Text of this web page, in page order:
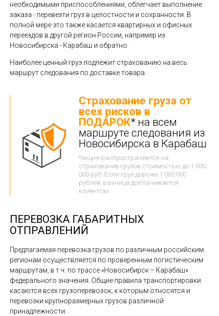
необходимыми приспособлениями, облегчает выполнение
заказа - перевезти груз в целостности и сохранности. В
полной мере это также касается квартирных и офисных
переездов в другой регион России, например из
Новосибирска - Карабаш и обратно.
Наиболее ценный груз подлежит страхованию на весь
маршрут следования по доставке товара.
Страхование груза от
всех рисков в
ПОДАРОК* на всем
маршруте следования из
Новосибирска в Карабаш
*акция распространяется на
страхование грузов стоимостью до 1 000
000 руб. Если груз дороже 1 000 000
рублей, разница доплачивается
клиентом.
ПЕРЕВОЗКА ГАБАРИТНЫХ
ОТПРАВЛЕНИЙ
Предлагаемая перевозка грузов по различным российским
регионам осуществляется по проверенным логистическим
маршрутам, в т.ч. по трассе «Новосибирск – Карабаш»
федерального значения. Общие правила транспортировки
касаются всех грузоперевозок, к которым относятся и
перевозки крупноразмерных грузов различной
принадлежности.